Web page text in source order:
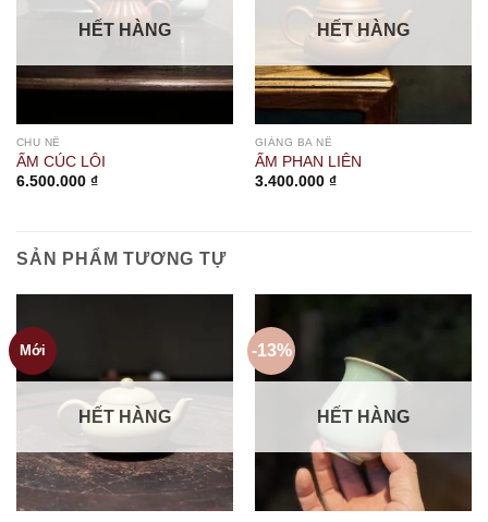
HẾT HÀNG
CHU NÊ
ẤM CÚC LÔI
6.500.000 ₫
HẾT HÀNG
GIÁNG BA NÊ
ẤM PHAN LIÊN
3.400.000 ₫
SẢN PHẨM TƯƠNG TỰ
Mới
HẾT HÀNG
-13%
HẾT HÀNG